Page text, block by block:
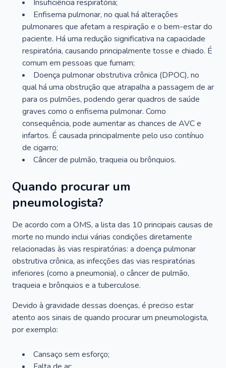
Insuficiência respiratória;
Enfisema pulmonar, no qual há alterações
pulmonares que afetam a respiração e o bem-estar do
paciente. Há uma redução significativa na capacidade
respiratória, causando principalmente tosse e chiado. É
comum em pessoas que fumam;
Doença pulmonar obstrutiva crônica (DPOC), no
qual há uma obstrução que atrapalha a passagem de ar
para os pulmões, podendo gerar quadros de saúde
graves como o enfisema pulmonar. Como
consequência, pode aumentar as chances de AVC e
infartos. É causada principalmente pelo uso contínuo
de cigarro;
Câncer de pulmão, traqueia ou brônquios.
Quando procurar um
pneumologista?
De acordo com a OMS, a lista das 10 principais causas de
morte no mundo inclui várias condições diretamente
relacionadas às vias respiratórias: a doença pulmonar
obstrutiva crônica, as infecções das vias respiratórias
inferiores (como a pneumonia), o câncer de pulmão,
traqueia e brônquios e a tuberculose.
Devido à gravidade dessas doenças, é preciso estar
atento aos sinais de quando procurar um pneumologista,
por exemplo:
Cansaço sem esforço;